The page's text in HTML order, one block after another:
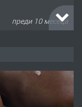
преди 10 месеца
преди 1 година